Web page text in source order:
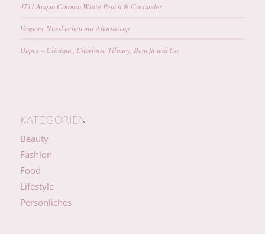
4711 Acqua Colonia White Peach & Coriander
Veganer Nusskuchen mit Ahornsirup
Dupes – Clinique, Charlotte Tilbury, Benefit und Co.
KATEGORIEN
Beauty
Fashion
Food
Lifestyle
Persönliches